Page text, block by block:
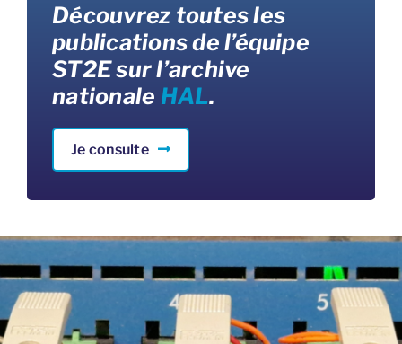
Découvrez toutes les
publications de l’équipe
ST2E sur l’archive
nationale HAL.
Je consulte